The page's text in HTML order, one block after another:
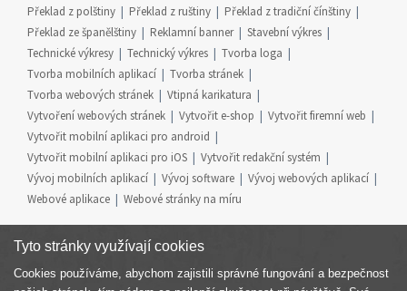
Překlad z polštiny
Překlad z ruštiny
Překlad z tradiční čínštiny
Překlad ze španělštiny
Reklamní banner
Stavební výkres
Technické výkresy
Technický výkres
Tvorba loga
Tvorba mobilních aplikací
Tvorba stránek
Tvorba webových stránek
Vtipná karikatura
Vytvoření webových stránek
Vytvořit e-shop
Vytvořit firemní web
Vytvořit mobilní aplikaci pro android
Vytvořit mobilní aplikaci pro iOS
Vytvořit redakční systém
Vývoj mobilních aplikací
Vývoj software
Vývoj webových aplikací
Webové aplikace
Webové stránky na míru
Tyto stránky využívají cookies
Cookies používáme, abychom zajistili správné fungování a bezpečnost